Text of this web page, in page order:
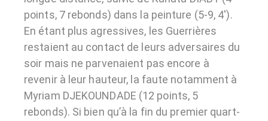
points, 7 rebonds) dans la peinture (5-9, 4′).
En étant plus agressives, les Guerrières
restaient au contact de leurs adversaires du
soir mais ne parvenaient pas encore à
revenir à leur hauteur, la faute notamment à
Myriam DJEKOUNDADE (12 points, 5
rebonds). Si bien qu’à la fin du premier quart-